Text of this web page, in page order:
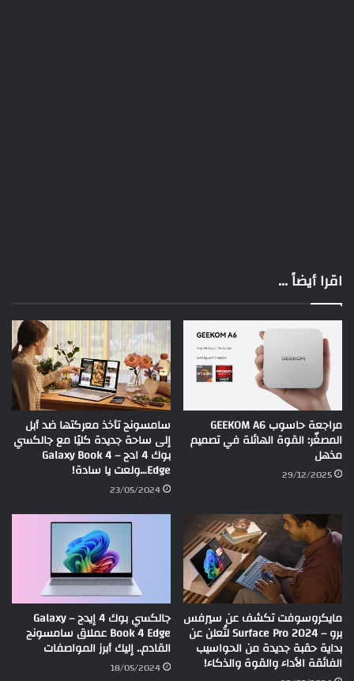
اقرا أيضاً ...
مراجعة حاسوب GEEKOM A6
المصغّر: القوة الهائلة في تصميم
مذهل
29/12/2025
سامسونج تأخذ معركتها ضد أبل
إلى ساحة جديدة كليًا مع جالكسي
بوك 4 ادج – Galaxy Book 4
Edge…ولعت يا سادة!
23/05/2024
مايكروسوفت تكشف عن سيرفس
برو – Surface Pro 2024 لتُعلن عن
بداية حقبة جديدة من الحواسيب
الفائقة الأداء والقوة والذكاء!
جالكسي بوك 4 إيدج – Galaxy
Book 4 Edge عملاق سامسونج
القادم.. إليك أبرز المواصفات
18/05/2024